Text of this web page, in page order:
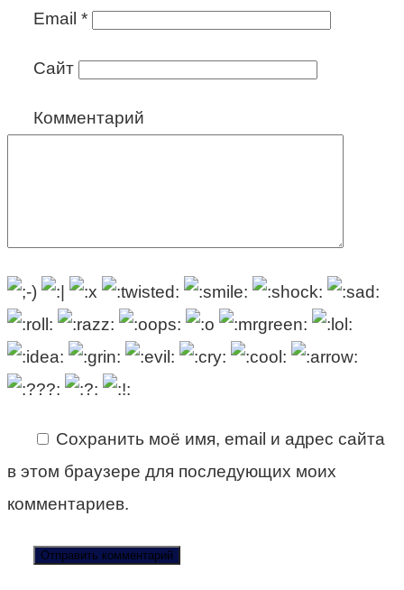
Email *
Сайт
Комментарий
Сохранить моё имя, email и адрес сайта
в этом браузере для последующих моих
комментариев.